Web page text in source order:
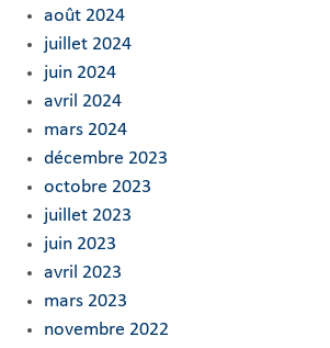
août 2024
juillet 2024
juin 2024
avril 2024
mars 2024
décembre 2023
octobre 2023
juillet 2023
juin 2023
avril 2023
mars 2023
novembre 2022